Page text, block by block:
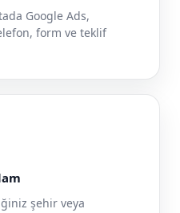
Google Ads,
form ve teklif
şehir veya